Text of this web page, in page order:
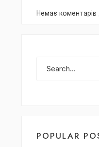
Немає коментарів
POPULAR